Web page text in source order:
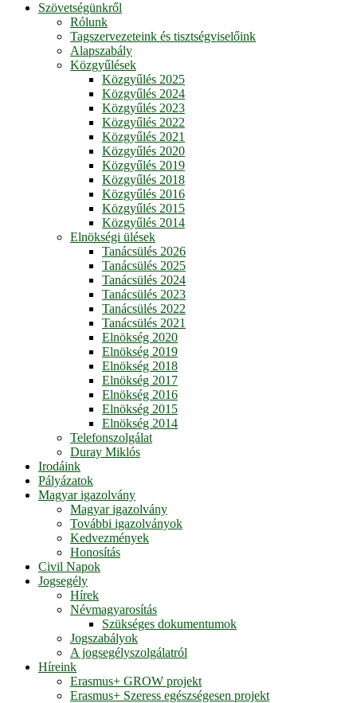
Szövetségünkről
Rólunk
Tagszervezeteink és tisztségviselőink
Alapszabály
Közgyűlések
Közgyűlés 2025
Közgyűlés 2024
Közgyűlés 2023
Közgyűlés 2022
Közgyűlés 2021
Közgyűlés 2020
Közgyűlés 2019
Közgyűlés 2018
Közgyűlés 2016
Közgyűlés 2015
Közgyűlés 2014
Elnökségi ülések
Tanácsülés 2026
Tanácsülés 2025
Tanácsülés 2024
Tanácsülés 2023
Tanácsülés 2022
Tanácsülés 2021
Elnökség 2020
Elnökség 2019
Elnökség 2018
Elnökség 2017
Elnökség 2016
Elnökség 2015
Elnökség 2014
Telefonszolgálat
Duray Miklós
Irodáink
Pályázatok
Magyar igazolvány
Magyar igazolvány
További igazolványok
Kedvezmények
Honosítás
Civil Napok
Jogsegély
Hírek
Névmagyarosítás
Szükséges dokumentumok
Jogszabályok
A jogsegélyszolgálatról
Híreink
Erasmus+ GROW projekt
Erasmus+ Szeress egészségesen projekt